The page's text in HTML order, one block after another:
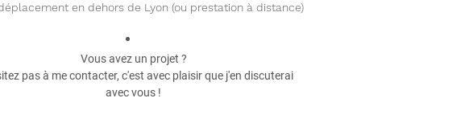
en dehors de Lyon (ou prestation à distance)
Vous avez un projet ?
pas à me contacter, c'est avec plaisir que j'en discuterai
avec vous !